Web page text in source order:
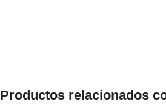
Productos relacionados